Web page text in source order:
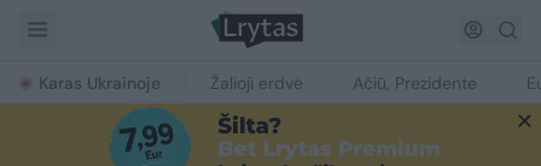
Karas Ukrainoje Žalioji erdvė Ačiū, Prezidente